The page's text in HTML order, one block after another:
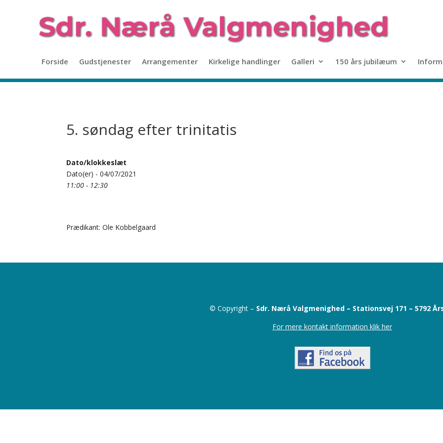
Forside Gudstjenester Arrangementer Kirkelige handlinger Galleri 150 års jubilæum
5. søndag efter trinitatis
Dato/klokkeslæt
Dato(er) - 04/07/2021
11:00 - 12:30
Prædikant: Ole Kobbelgaard
© Copyright – Sdr. Nærå Valgmenighed – Stationsvej 171 – 5792
For mere kontakt information klik her